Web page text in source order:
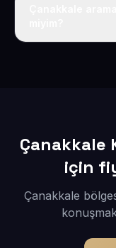
Çanakkale
için
Çanakkale